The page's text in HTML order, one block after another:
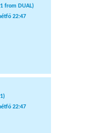
from DUAL)
22:47
22:47